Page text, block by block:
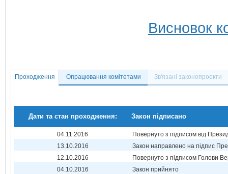
Висновок
Проходження Опрацювання комітетами Зв'язані законопроекти
Дати та стан проходження: Закон підписано
04.11.2016
Повернуто з підписом від
13.10.2016
Закон направлено на підпис
12.10.2016
Повернуто з підписом Голови
04.10.2016
Закон прийнято